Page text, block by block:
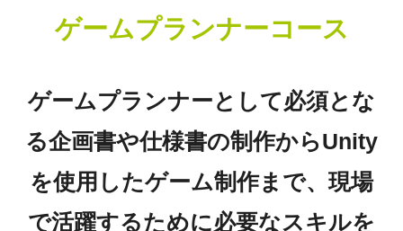
ゲームプランナーコース
ゲームプランナーとして必須とな
る企画書や仕様書の制作からUnity
を使用したゲーム制作まで、現場
で活躍するために必要なスキルを